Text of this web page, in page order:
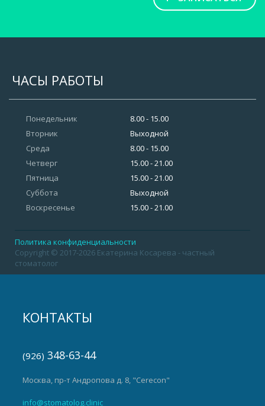
ЧАСЫ РАБОТЫ
Понедельник
Вторник
Среда
Четверг
Пятница
Суббота
Воскресенье
8.00 - 15.00
Выходной
8.00 - 15.00
15.00 - 21.00
15.00 - 21.00
Выходной
15.00 - 21.00
Политика конфиденциальности
Copyright © 2017-2026 Екатерина Косарева - частный
стоматолог
КОНТАКТЫ
(926) 348-63-44
Москва, пр-т Андропова д. 8, "Cerecon"
info@stomatolog.clinic